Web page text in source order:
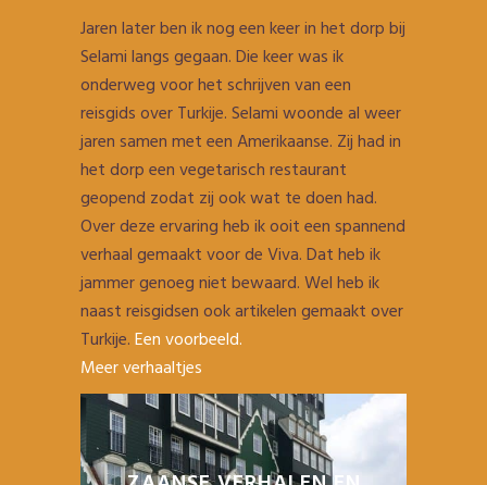
Jaren later ben ik nog een keer in het dorp bij
Selami langs gegaan. Die keer was ik
onderweg voor het schrijven van een
reisgids over Turkije. Selami woonde al weer
jaren samen met een Amerikaanse. Zij had in
het dorp een vegetarisch restaurant
geopend zodat zij ook wat te doen had.
Over deze ervaring heb ik ooit een spannend
verhaal gemaakt voor de Viva. Dat heb ik
jammer genoeg niet bewaard. Wel heb ik
naast reisgidsen ook artikelen gemaakt over
Turkije.Een voorbeeld.
Meer verhaaltjes